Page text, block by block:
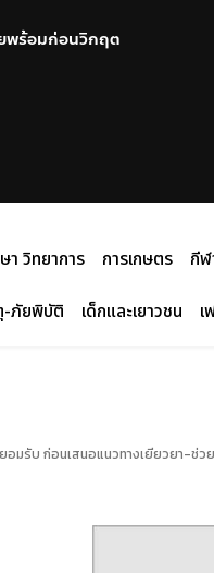
พร้อมก่อนวิกฤต
า วิทยาการ การเกษตร กีฬ
-ภัยพิบัติ เด็กและเยาวชน
อมรับ ก่อนเสนอแนวทางเยียวยา-ช่ว